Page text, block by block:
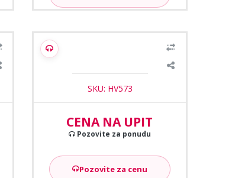
Hikvision DS-K2804 kontroler za
SKU: HV573
CENA NA UPIT
Pozovite za ponudu
Pozovite za cenu